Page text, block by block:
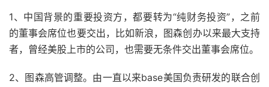
1、中国背景的重要投资方，都要转为“纯财务投资”，之前
的董事会席位也要交出，比如新浪，图森创办以来最大支持
者，曾经美股上市的公司，也需要无条件交出董事会席位。
2、图森高管调整。由一直以来base美国负责研发的联合创